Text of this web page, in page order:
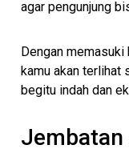
agar pengunjung
Dengan memasuki
kamu akan terlihat
begitu indah dan
Jembatan